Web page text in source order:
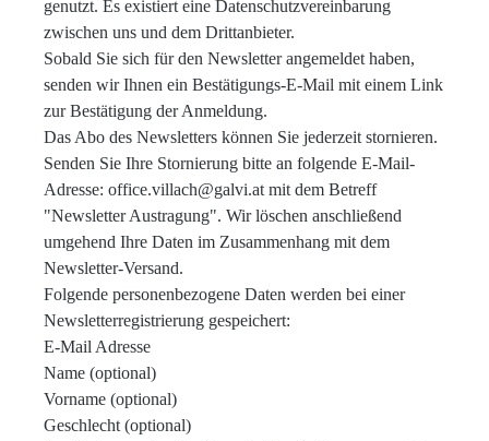
genutzt. Es existiert eine Datenschutzvereinbarung
zwischen uns und dem Drittanbieter.
Sobald Sie sich für den Newsletter angemeldet haben,
senden wir Ihnen ein Bestätigungs-E-Mail mit einem Link
zur Bestätigung der Anmeldung.
Das Abo des Newsletters können Sie jederzeit stornieren.
Senden Sie Ihre Stornierung bitte an folgende E-Mail-
Adresse: office.villach@galvi.at mit dem Betreff
"Newsletter Austragung". Wir löschen anschließend
umgehend Ihre Daten im Zusammenhang mit dem
Newsletter-Versand.
Folgende personenbezogene Daten werden bei einer
Newsletterregistrierung gespeichert:
E-Mail Adresse
Name (optional)
Vorname (optional)
Geschlecht (optional)